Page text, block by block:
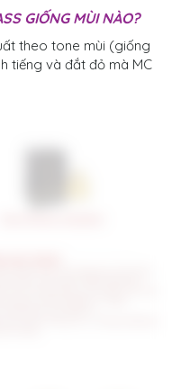
GIỐNG MÙI NÀO?
theo tone mùi (giống
tiếng và đắt đỏ mà MC